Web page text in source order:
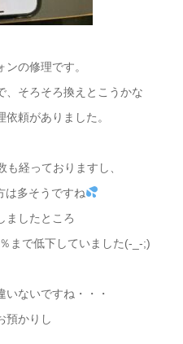
ンの修理です。
、そろそろ換えとこうかな
頼がありました。
経っておりますし、
は多そうですね
ましたところ
まで低下していました(-_-;)
ないですね・・・
預かりし